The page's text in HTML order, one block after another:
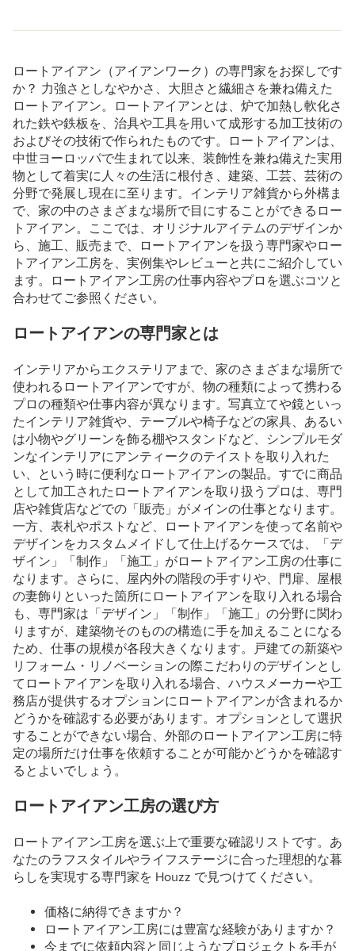
ロートアイアン（アイアンワーク）の専門家をお探しです
か？ 力強さとしなやかさ、大胆さと繊細さを兼ね備えた
ロートアイアン。ロートアイアンとは、炉で加熱し軟化さ
れた鉄や鉄板を、治具や工具を用いて成形する加工技術の
およびその技術で作られたものです。ロートアイアンは、
中世ヨーロッパで生まれて以来、装飾性を兼ね備えた実用
物として着実に人々の生活に根付き、建築、工芸、芸術の
分野で発展し現在に至ります。インテリア雑貨から外構ま
で、家の中のさまざまな場所で目にすることができるロー
トアイアン。ここでは、オリジナルアイテムのデザインか
ら、施工、販売まで、ロートアイアンを扱う専門家やロー
トアイアン工房を、実例集やレビューと共にご紹介してい
ます。ロートアイアン工房の仕事内容やプロを選ぶコツと
合わせてご参照ください。
ロートアイアンの専門家とは
インテリアからエクステリアまで、家のさまざまな場所で
使われるロートアイアンですが、物の種類によって携わる
プロの種類や仕事内容が異なります。写真立てや鏡といっ
たインテリア雑貨や、テーブルや椅子などの家具、あるい
は小物やグリーンを飾る棚やスタンドなど、シンプルモダ
ンなインテリアにアンティークのテイストを取り入れた
い、という時に便利なロートアイアンの製品。すでに商品
として加工されたロートアイアンを取り扱うプロは、専門
店や雑貨店などでの「販売」がメインの仕事となります。
一方、表札やポストなど、ロートアイアンを使って名前や
デザインをカスタムメイドして仕上げるケースでは、「デ
ザイン」「制作」「施工」がロートアイアン工房の仕事に
なります。さらに、屋内外の階段の手すりや、門扉、屋根
の妻飾りといった箇所にロートアイアンを取り入れる場合
も、専門家は「デザイン」「制作」「施工」の分野に関わ
りますが、建築物そのものの構造に手を加えることになる
ため、仕事の規模が各段大きくなります。戸建ての新築や
リフォーム・リノベーションの際こだわりのデザインとし
てロートアイアンを取り入れる場合、ハウスメーカーや工
務店が提供するオプションにロートアイアンが含まれるか
どうかを確認する必要があります。オプションとして選択
することができない場合、外部のロートアイアン工房に特
定の場所だけ仕事を依頼することが可能かどうかを確認す
るとよいでしょう。
ロートアイアン工房の選び方
ロートアイアン工房を選ぶ上で重要な確認リストです。あ
なたのラフスタイルやライフステージに合った理想的な暮
らしを実現する専門家を Houzz で見つけてください。
価格に納得できますか？
ロートアイアン工房には豊富な経験がありますか？
今までに依頼内容と同じようなプロジェクトを手が